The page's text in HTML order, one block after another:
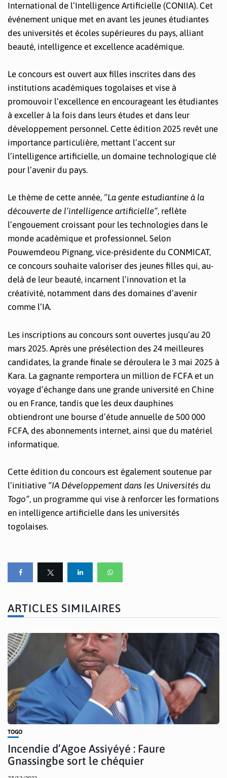
International de l’Intelligence Artificielle (CONIIA). Cet
événement unique met en avant les jeunes étudiantes
des universités et écoles supérieures du pays, alliant
beauté, intelligence et excellence académique.
Le concours est ouvert aux filles inscrites dans des
institutions académiques togolaises et vise à
promouvoir l’excellence en encourageant les étudiantes
à exceller à la fois dans leurs études et dans leur
développement personnel. Cette édition 2025 revêt une
importance particulière, mettant l’accent sur
l’intelligence artificielle, un domaine technologique clé
pour l’avenir du pays.
Le thème de cette année, “La gente estudiantine à la
découverte de l’intelligence artificielle”, reflète
l’engouement croissant pour les technologies dans le
monde académique et professionnel. Selon
Pouwemdeou Pignang, vice-présidente du CONMICAT,
ce concours souhaite valoriser des jeunes filles qui, au-
delà de leur beauté, incarnent l’innovation et la
créativité, notamment dans des domaines d’avenir
comme l’IA.
Les inscriptions au concours sont ouvertes jusqu’au 20
mars 2025. Après une présélection des 24 meilleures
candidates, la grande finale se déroulera le 3 mai 2025 à
Kara. La gagnante remportera un million de FCFA et un
voyage d’échange dans une grande université en Chine
ou en France, tandis que les deux dauphines
obtiendront une bourse d’étude annuelle de 500 000
FCFA, des abonnements internet, ainsi que du matériel
informatique.
Cette édition du concours est également soutenue par
l’initiative “IA Développement dans les Universités du
Togo”, un programme qui vise à renforcer les formations
en intelligence artificielle dans les universités
togolaises.
ARTICLES SIMILAIRES
TOGO
Incendie d’Agoe Assiyéyé : Faure
Gnassingbe sort le chéquier